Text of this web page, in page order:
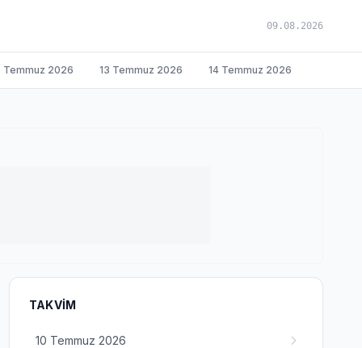
09.08.2026
Temmuz 2026 13 Temmuz 2026 14 Temmuz 2026
TAKVIM
10 Temmuz 2026